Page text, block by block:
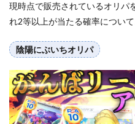
現時点で販売されているオリパ
れ2等以上が当たる確率について
陰陽にぶいちオリパ